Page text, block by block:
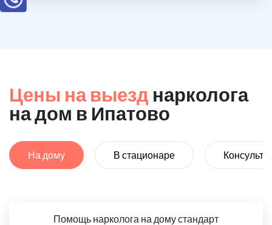
Цены на выезд нарколога
на дом в Ипатово
На дому В стационаре
Помощь нарколога на дому стандарт